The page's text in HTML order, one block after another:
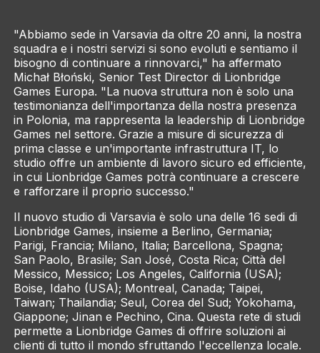
"Abbiamo sede in Varsavia da oltre 20 anni, la nostra
squadra e i nostri servizi si sono evoluti e sentiamo il
bisogno di continuare a rinnovarci," ha affermato
Michał Błoński, Senior Test Director di Lionbridge
Games Europa. "La nuova struttura non è solo una
testimonianza dell'importanza della nostra presenza
in Polonia, ma rappresenta la leadership di Lionbridge
Games nel settore. Grazie a misure di sicurezza di
prima classe e un'importante infrastruttura IT, lo
studio offre un ambiente di lavoro sicuro ed efficiente,
in cui Lionbridge Games potrà continuare a crescere
e rafforzare il proprio successo."
Il nuovo studio di Varsavia è solo una delle 16 sedi di
Lionbridge Games, insieme a Berlino, Germania;
Parigi, Francia; Milano, Italia; Barcellona, Spagna;
San Paolo, Brasile; San José, Costa Rica; Città del
Messico, Messico; Los Angeles, California (USA);
Boise, Idaho (USA); Montreal, Canada; Taipei,
Taiwan; Thailandia; Seul, Corea del Sud; Yokohama,
Giappone; Jinan e Pechino, Cina. Questa rete di studi
permette a Lionbridge Games di offrire soluzioni ai
clienti di tutto il mondo sfruttando l'eccellenza locale.